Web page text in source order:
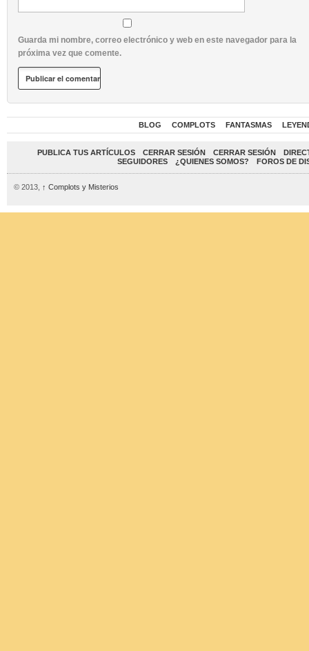
Guarda mi nombre, correo electrónico y web en este navegador para la
próxima vez que comente.
BLOG COMPLOTS FANTASMAS
PUBLICA TUS ARTÍCULOS CERRAR SESIÓN CERRAR SESIÓN
SEGUIDORES
¿QUIENES SOMOS? FOROS DE
© 2013, ↑ Complots y Misterios